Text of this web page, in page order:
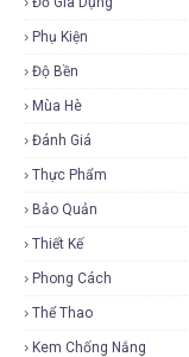
Phụ Kiện
Độ Bền
Mùa Hè
Đánh Giá
Thực Phẩm
Bảo Quản
Thiết Kế
Phong Cách
Thể Thao
Kem Chống Nắng